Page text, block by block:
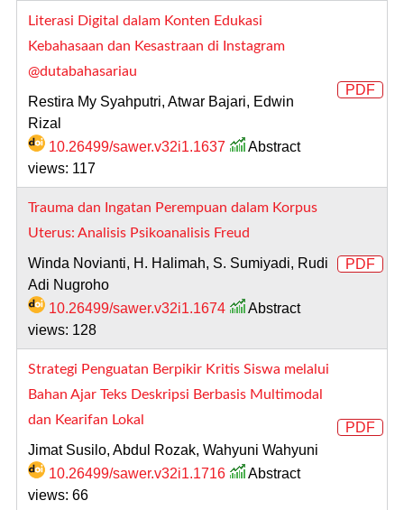
Literasi Digital dalam Konten Edukasi
Kebahasaan dan Kesastraan di Instagram
@dutabahasariau
Restira My Syahputri, Atwar Bajari, Edwin
Rizal
10.26499/sawer.v32i1.1637
Abstract
views: 117
PDF
Trauma dan Ingatan Perempuan dalam Korpus
Uterus: Analisis Psikoanalisis Freud
Winda Novianti, H. Halimah, S. Sumiyadi, Rudi
Adi Nugroho
10.26499/sawer.v32i1.1674
Abstract
views: 128
PDF
Strategi Penguatan Berpikir Kritis Siswa melalui
Bahan Ajar Teks Deskripsi Berbasis Multimodal
dan Kearifan Lokal
Jimat Susilo, Abdul Rozak, Wahyuni Wahyuni
10.26499/sawer.v32i1.1716
Abstract
views: 66
PDF